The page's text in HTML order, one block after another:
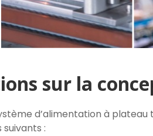
sur la
d’alimentation à
: